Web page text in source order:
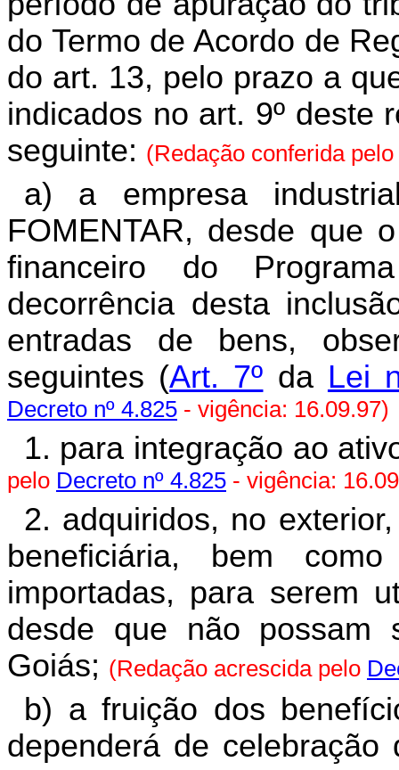
do Termo de Acordo de
do art. 13, pelo prazo a
indicados no art. 9º deste
seguinte: (Redação conferida pelo
a) a empresa
FOMENTAR, desde que
financeiro do
decorrência desta
entradas de bens,
seguintes (Art. 7º da Lei
Decreto nº 4.825 - vigência: 16.09.97)
1. para integração ao
pelo Decreto nº 4.825 - vigência:
2. adquiridos, no
beneficiária, bem
importadas, para serem
desde que não possam
Goiás; (Redação acrescida pelo
b) a fruição dos
dependerá de